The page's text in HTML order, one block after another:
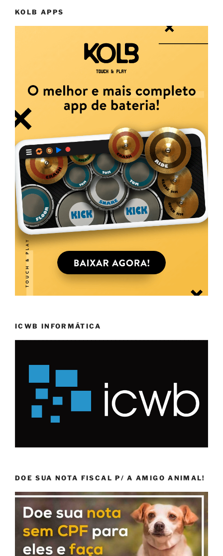
KOLB APPS
ICWB INFORMÁTICA
DOE SUA NOTA FISCAL P/ A AMIGO ANIMAL!